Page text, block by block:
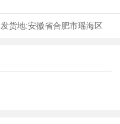
发货地:安徽省合肥市瑶海区